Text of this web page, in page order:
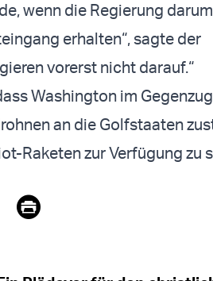
wenn die Regierung
erhalten“, sagte der
vorerst nicht darauf.“
Washington im
an die Golfstaaten
Raketen zur Verfügung zu
Print